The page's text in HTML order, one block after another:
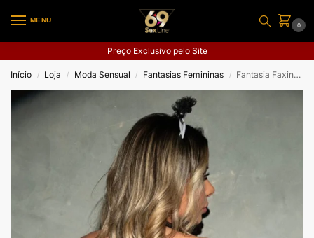
MENU
0
Preço Exclusivo pelo Site
Início / Loja / Moda Sensual / Fantasias Femininas / Fantasia Faxineira